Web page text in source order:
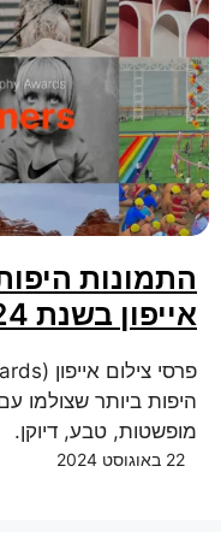
התמונות
אייפון בשנת 2024
מופשטות, טבע, דיוקן.
22 באוגוסט 2024